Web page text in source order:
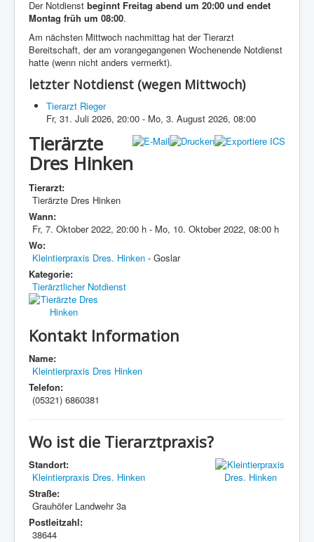
Der Notdienst beginnt Freitag abend um 20:00 und endet
Montag früh um 08:00.
Am nächsten Mittwoch nachmittag hat der Tierarzt
Bereitschaft, der am vorangegangenen Wochenende Notdienst
hatte (wenn nicht anders vermerkt).
letzter Notdienst (wegen Mittwoch)
Tierarzt Rieger
Fr, 31. Juli 2026, 20:00 - Mo, 3. August 2026, 08:00
Tierärzte
Dres Hinken
Tierarzt:
Tierärzte Dres Hinken
Wann:
Fr, 7. Oktober 2022, 20:00 h - Mo, 10. Oktober 2022, 08:00 h
Wo:
Kleintierpraxis Dres. Hinken - Goslar
Kategorie:
Tierärztlicher Notdienst
Kontakt Information
Name:
Kleintierpraxis Dres Hinken
Telefon:
(05321) 6860381
Wo ist die Tierarztpraxis?
Standort:
Kleintierpraxis Dres. Hinken
Straße:
Grauhöfer Landwehr 3a
Postleitzahl:
38644